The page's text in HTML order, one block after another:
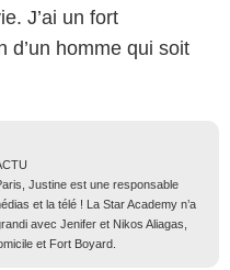
J’ai un fort
d’un homme qui soit
Justine est une responsable
et la télé ! La Star Academy n’a
avec Jenifer et Nikos Aliagas,
et Fort Boyard.